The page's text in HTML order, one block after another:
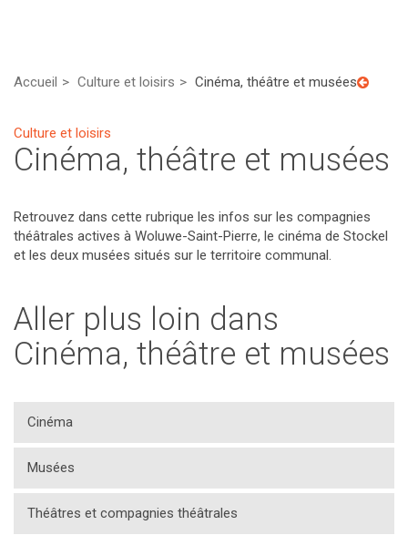
Accueil Culture et loisirs Cinéma, théâtre et musées
Culture et loisirs
Cinéma, théâtre et musées
Retrouvez dans cette rubrique les infos sur les compagnies
théâtrales actives à Woluwe-Saint-Pierre, le cinéma de Stockel
et les deux musées situés sur le territoire communal.
Aller plus loin dans
Cinéma, théâtre et musées
Cinéma
Musées
Théâtres et compagnies théâtrales